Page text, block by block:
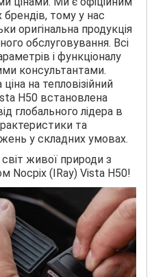
тому у нас
оригінальна продукція
обслуговування. Всі
і функціоналу
консультантами.
на тепловізійний
H50 встановлена
глобального лідера в
та
у складних умовах.
живої природи з
Nocpix (IRay) Vista H50!